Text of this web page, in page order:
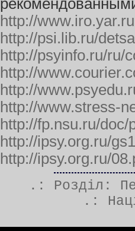
http://
http://psi.lib.ru/
http://psyinfo.ru/ru/
http://
http://
http://www.stress-
http://fp.nsu.ru/
http://ipsy.org.ru/
http://ipsy.org.ru/
.: Розділ:
.: